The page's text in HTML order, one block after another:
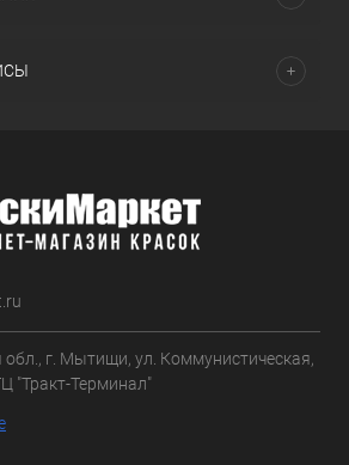
г. Мытищи, ул. Коммунистическая,
"Тракт-Терминал"